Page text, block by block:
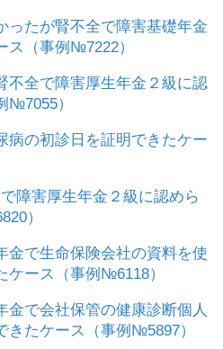
ったが腎不全で障害基礎年金
ス（事例№7222）
不全で障害厚生年金２級に認
№7055）
病の初診日を証明できたケー
障害厚生年金２級に認めら
）
金で生命保険会社の資料を使
ケース（事例№6118）
金で会社保管の健康診断個人
きたケース（事例№5897）